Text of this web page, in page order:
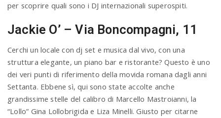
per scoprire quali sono i DJ internazionali superospiti.
Jackie O’ – Via Boncompagni, 11
Cerchi un locale con dj set e musica dal vivo, con una
struttura elegante, un piano bar e ristorante? Questo è uno
dei veri punti di riferimento della movida romana dagli anni
Settanta. Ebbene sì, qui sono state accolte anche
grandissime stelle del calibro di Marcello Mastroianni, la
“Lollo” Gina Lollobrigida e Liza Minelli. Giusto per citarne